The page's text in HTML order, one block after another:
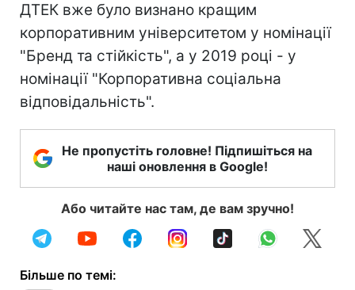
ДТЕК вже було визнано кращим
корпоративним університетом у номінації
"Бренд та стійкість", а у 2019 році - у
номінації "Корпоративна соціальна
відповідальність".
Не пропустіть головне! Підпишіться на
наші оновлення в Google!
Або читайте нас там, де вам зручно!
Більше по темі: